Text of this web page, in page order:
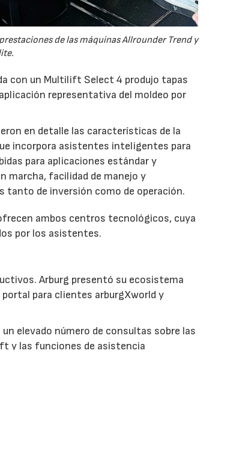
de las máquinas Allrounder Trend y
con un Multilift Select 4 produjo tapas
representativa del moldeo por
en detalle las características de la
incorpora asistentes inteligentes para
para aplicaciones estándar y
marcha, facilidad de manejo y
de inversión como de operación.
ambos centros tecnológicos, cuya
por los asistentes.
Arburg presentó su ecosistema
para clientes arburgXworld y
elevado número de consultas sobre las
y las funciones de asistencia